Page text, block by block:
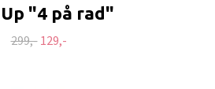
"4 på rad"
299,- 129,-